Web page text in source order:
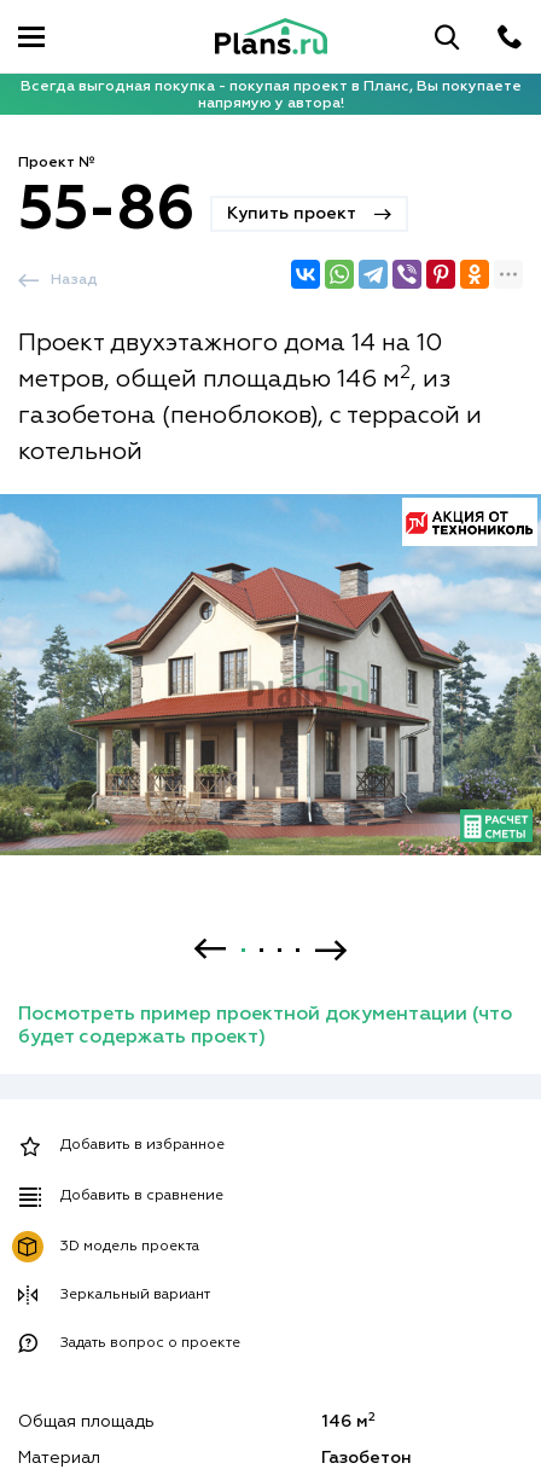
Всегда выгодная покупка - покупая проект в Планс, Вы покупаете
напрямую у автора!
Проект №
55-86 Купить проект
Проект двухэтажного дома 14 на 10
метров, общей площадью 146 м2, из
газобетона (пеноблоков), с террасой и
котельной
Назад
Посмотреть пример проектной документации (что
будет содержать проект)
Добавить в избранное
Добавить в сравнение
3D модель проекта
Зеркальный вариант
Задать вопрос о проекте
Общая площадь 146 м2
Материал Газобетон